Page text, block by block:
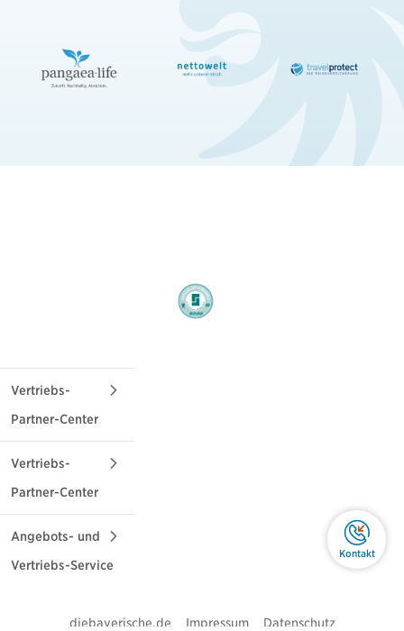
Vertriebs-
Partner-Center
Maklervertrieb
089/6787-
Vertriebs-
Partner-Center
Exklusivvertrieb
Angebots- und
Vertriebs-Service
Bestands- unddiebayerische.de Impressum Datenschutz
Kontakt
Partner werden